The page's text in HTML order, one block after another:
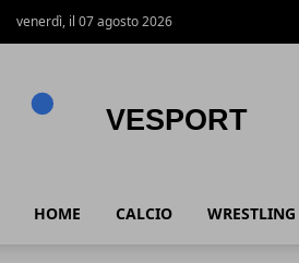
venerdì, il 07 agosto 2026
HOME CALCIO WRESTLING